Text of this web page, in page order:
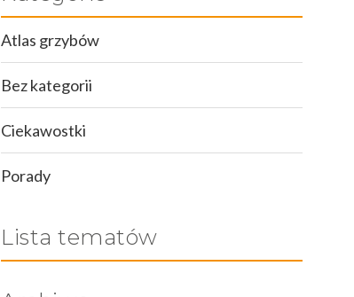
Atlas grzybów
Bez kategorii
Ciekawostki
Porady
Lista tematów